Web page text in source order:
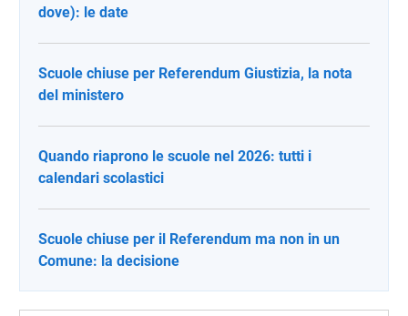
dove): le date
Scuole chiuse per Referendum Giustizia, la nota
del ministero
Quando riaprono le scuole nel 2026: tutti i
calendari scolastici
Scuole chiuse per il Referendum ma non in un
Comune: la decisione